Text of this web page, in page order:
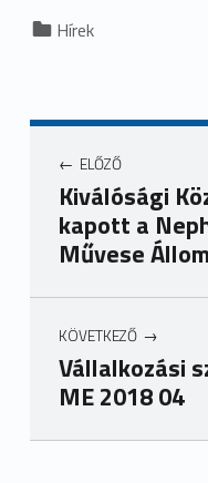
Categorized in:
Hírek
ELŐZŐ
Kiválósági
kapott a
Művese
KÖVETKEZŐ
Vállalkozási
ME 2018 04
Ugrás a főmenühöz